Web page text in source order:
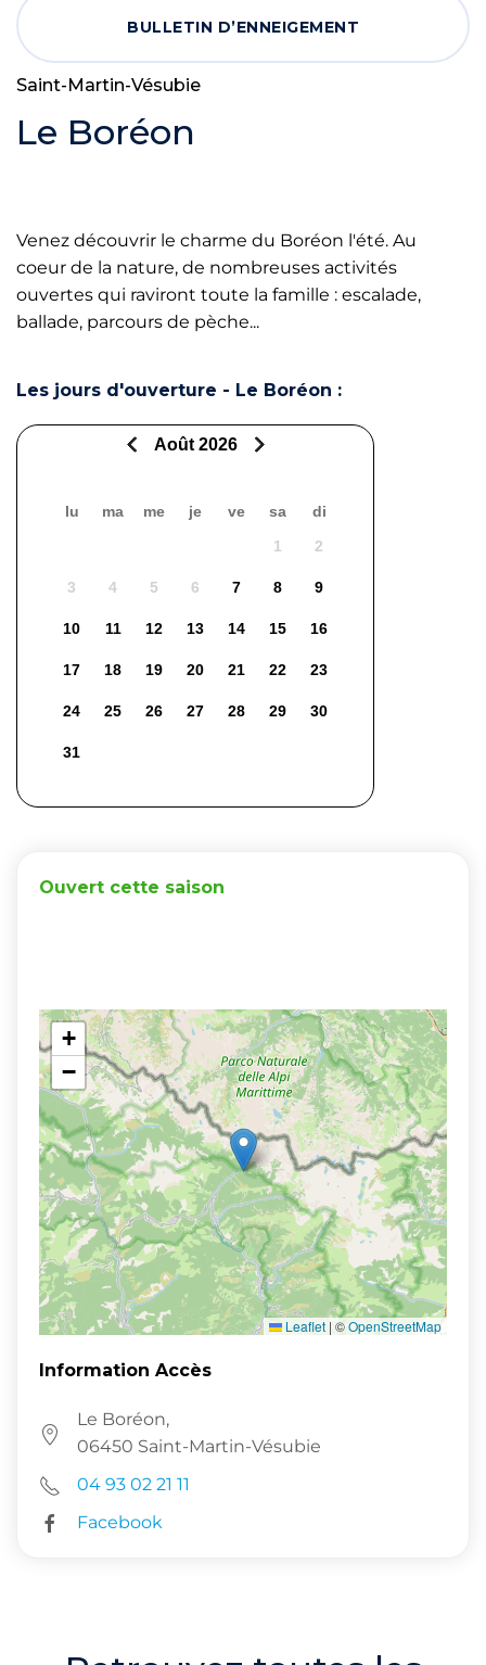
BULLETIN D’ENNEIGEMENT
Saint-Martin-Vésubie
Le Boréon
Venez découvrir le charme du Boréon l'été. Au
coeur de la nature, de nombreuses activités
ouvertes qui raviront toute la famille : escalade,
ballade, parcours de pèche...
Les jours d'ouverture - Le Boréon :
Août 2026
lu ma me je ve sa
di
1
2
3 4 5 6 7 8 9
10 11 12 13 14 15 16
17 18 19 20 21 22 23
24 25 26 27 28 29 30
31
Ouvert cette saison
+
−
Leaflet | ©OpenStreetMap
Information Accès
Le Boréon,
06450 Saint-Martin-Vésubie
04 93 02 21 11
Facebook